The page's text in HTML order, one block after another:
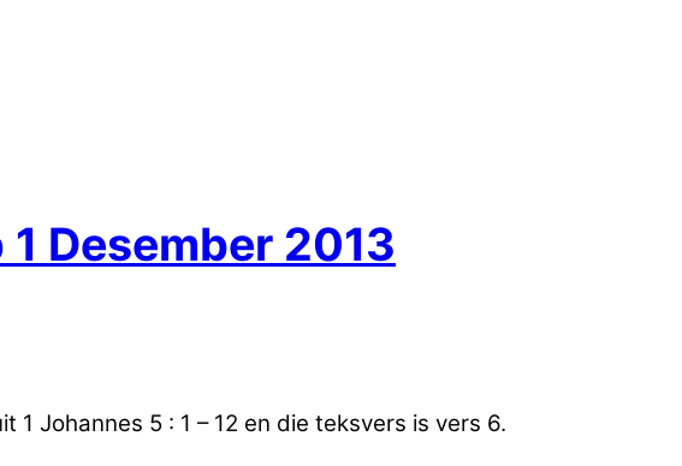
Desember 2013
1 Johannes 5 : 1 – 12 en die teksvers is vers 6.